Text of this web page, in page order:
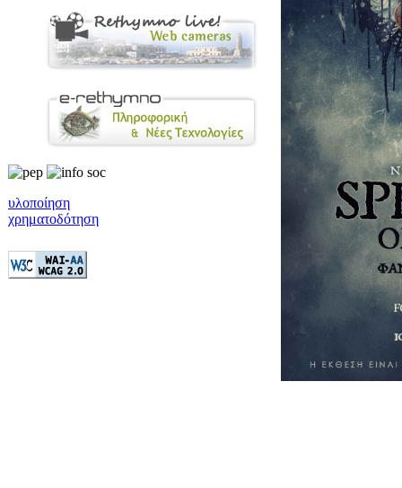
υλοποίηση
χρηματοδότηση